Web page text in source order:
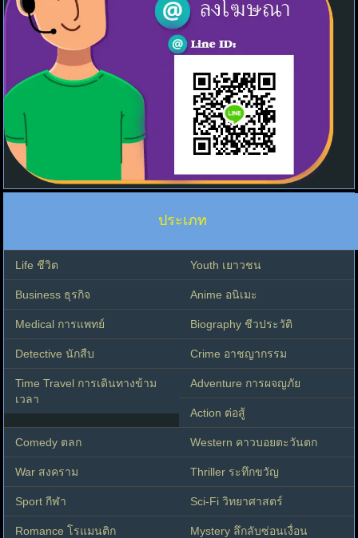
ประเภท
Life ชีวิต Youth เยาวชน
Business ธุรกิจ Anime อนิเมะ
Medical การแพทย์ Biography ชีวประวัติ
Detective นักสืบ Crime อาชญากรรม
Time Travel การเดินทางข้าม
เวลา
Adventure การผจญภัย
Action ต่อสู้
Comedy ตลก Western คาวบอยตะวันตก
War สงคราม Thriller ระทึกขวัญ
Sport กีฬา Sci-Fi วิทยาศาสตร์
Romance โรแมนติก Mystery ลึกลับซ่อนเงื่อน